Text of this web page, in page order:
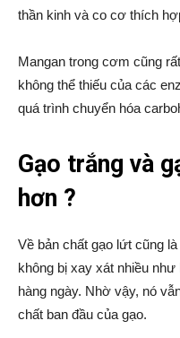
thần kinh và co cơ thích
Mangan trong cơm cũng
không thể thiếu của các
quá trình chuyển hóa
Gạo trắng và
hơn ?
Về bản chất gạo lứt cũng
không bị xay xát nhiều
hàng ngày. Nhờ vậy, nó
chất ban đầu của gạo.